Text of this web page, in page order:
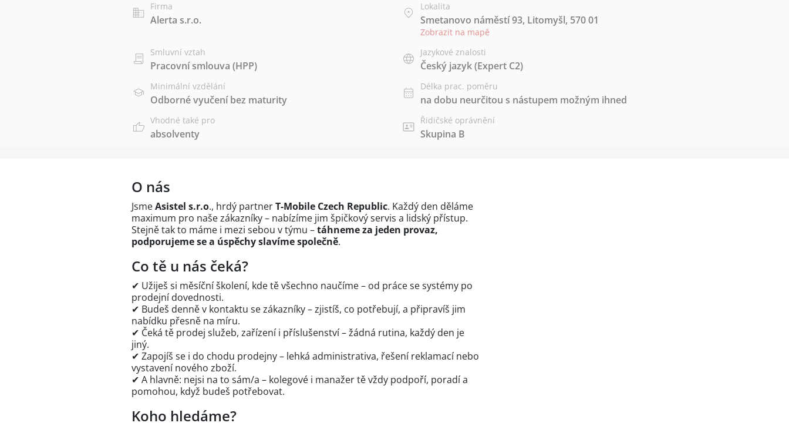
Firma
Alerta s.r.o.
Lokalita
Smetanovo náměstí 93, Litomyšl, 570 01
Zobrazit na mapě
Smluvní vztah
Pracovní smlouva (HPP)
Jazykové znalosti
Český jazyk(Expert C2)
Minimální vzdělání
Odborné vyučení bez maturity
Délka prac. poměru
na dobu neurčitou s nástupem možným ihned
Vhodné také pro
absolventy
Řidičské oprávnění
Skupina B
O nás
JsmeAsistel s.r.o., hrdý partnerT-Mobile Czech Republic. Každý den děláme
maximum pro naše zákazníky – nabízíme jim špičkový servis a lidský přístup.
Stejně tak to máme i mezi sebou v týmu –táhneme za jeden provaz,
podporujeme se a úspěchy slavíme společně.
Co tě u nás čeká?
✔ Užiješ si měsíční školení, kde tě všechno naučíme – od práce se systémy po
prodejní dovednosti.
✔ Budeš denně v kontaktu se zákazníky – zjistíš, co potřebují, a připravíš jim
nabídku přesně na míru.
✔ Čeká tě prodej služeb, zařízení i příslušenství – žádná rutina, každý den je
jiný.
✔ Zapojíš se i do chodu prodejny – lehká administrativa, řešení reklamací nebo
vystavení nového zboží.
✔ A hlavně: nejsi na to sám/a – kolegové i manažer tě vždy podpoří, poradí a
pomohou, když budeš potřebovat.
Koho hledáme?